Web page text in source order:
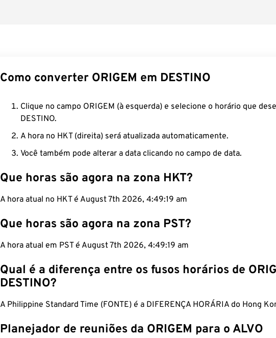
Como converter ORIGEM em DESTINO
Clique no campo ORIGEM (à esquerda) e selecione o horário que
DESTINO.
A hora no HKT (direita) será atualizada automaticamente.
Você também pode alterar a data clicando no campo de data.
Que horas são agora na zona HKT?
A hora atual no HKT é August 7th 2026, 4:49:20 am
Que horas são agora na zona PST?
A hora atual em PST é August 7th 2026, 4:49:20 am
Qual é a diferença entre os fusos horários de
DESTINO?
A Philippine Standard Time (FONTE) é a DIFERENÇA HORÁRIA do Hong
Planejador de reuniões da ORIGEM para o ALVO